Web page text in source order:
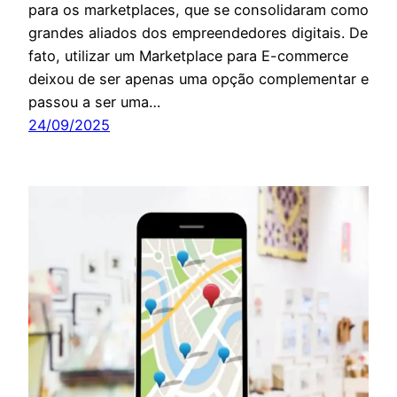
para os marketplaces, que se consolidaram como
grandes aliados dos empreendedores digitais. De
fato, utilizar um Marketplace para E-commerce
deixou de ser apenas uma opção complementar e
passou a ser uma…
24/09/2025